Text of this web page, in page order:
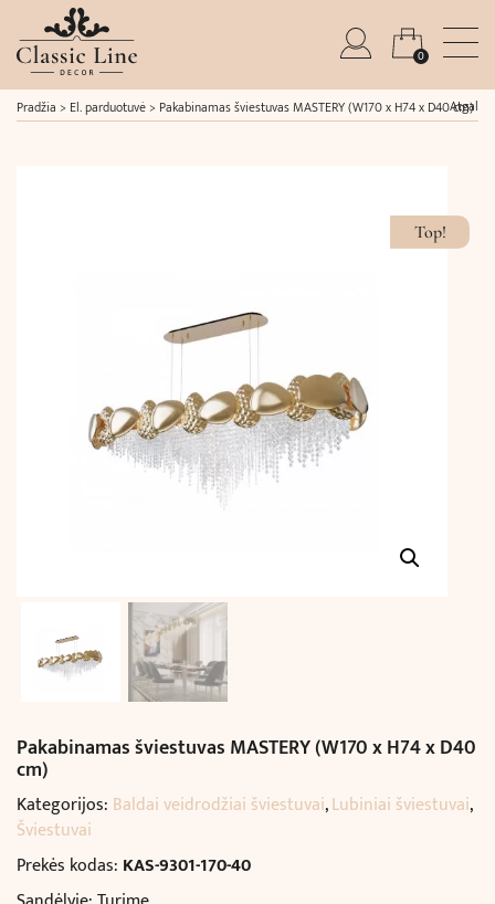
0
Pradžia > El. parduotuvė> Pakabinamas šviestuvas MASTERY (W170 x H74 x D40 cm)
Atgal
Top!
Pakabinamas šviestuvas MASTERY (W170 x H74 x D40
cm)
Kategorijos: Baldai veidrodžiai šviestuvai,Lubiniai šviestuvai,
Šviestuvai
Prekės kodas: KAS-9301-170-40